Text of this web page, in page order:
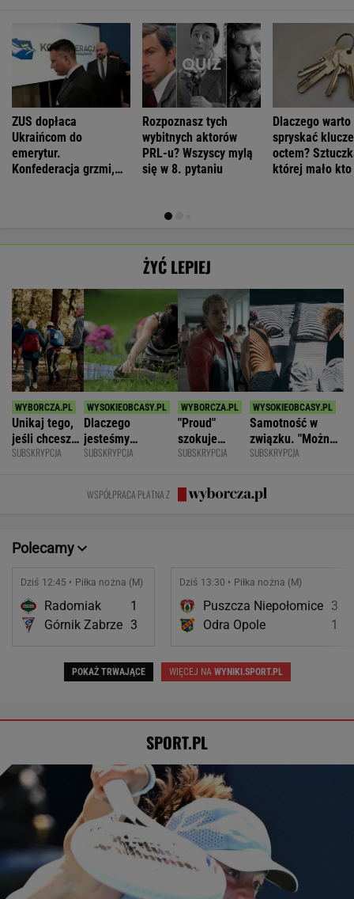
ZUS dopłaca
Ukraińcom do
emerytur.
Konfederacja grzmi,
Rozpoznasz tych
wybitnych aktorów
PRL-u? Wszyscy mylą
się w 8. pytaniu
Dlaczego warto
spryskać klucze
octem?
której mało kto
ŻYĆ LEPIEJ
Unikaj tego,
jeśli chcesz
znacznie
SUBSKRYPCJA
Dlaczego
jesteśmy
permanentnie
same grzechy
główne"
SUBSKRYPCJA
"Proud"
szokuje
odważnymi
Rozmawiamy
z twórcami
SUBSKRYPCJA
Samotność w
związku. "Można
być kochaną i
się samotną"
SUBSKRYPCJA
WSPÓŁPRACA PŁATNA Z
Polecamy
Dziś 12:45 • Piłka nożna (M)
Radomiak
1
Górnik Zabrze 3
Dziś 13:30 • Piłka nożna (M)
Puszcza Niepołomice 3
Odra Opole
1
POKAŻ TRWAJĄCE WIĘCEJ NAWYNIKI.SPORT.PL
SPORT.PL